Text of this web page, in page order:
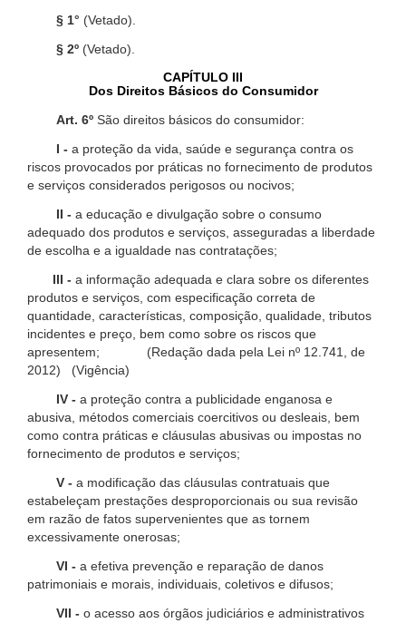
§ 1° (Vetado).
§ 2º (Vetado).
CAPÍTULO III
Dos Direitos Básicos do Consumidor
Art. 6º São direitos básicos do consumidor:
I - a proteção da vida, saúde e segurança contra os
riscos provocados por práticas no fornecimento de produtos
e serviços considerados perigosos ou nocivos;
II - a educação e divulgação sobre o consumo
adequado dos produtos e serviços, asseguradas a liberdade
de escolha e a igualdade nas contratações;
III - a informação adequada e clara sobre os diferentes
produtos e serviços, com especificação correta de
quantidade, características, composição, qualidade, tributos
incidentes e preço, bem como sobre os riscos que
apresentem; (Redação dada pela Lei nº 12.741, de
2012) (Vigência)
IV - a proteção contra a publicidade enganosa e
abusiva, métodos comerciais coercitivos ou desleais, bem
como contra práticas e cláusulas abusivas ou impostas no
fornecimento de produtos e serviços;
V - a modificação das cláusulas contratuais que
estabeleçam prestações desproporcionais ou sua revisão
em razão de fatos supervenientes que as tornem
excessivamente onerosas;
VI - a efetiva prevenção e reparação de danos
patrimoniais e morais, individuais, coletivos e difusos;
VII - o acesso aos órgãos judiciários e administrativos